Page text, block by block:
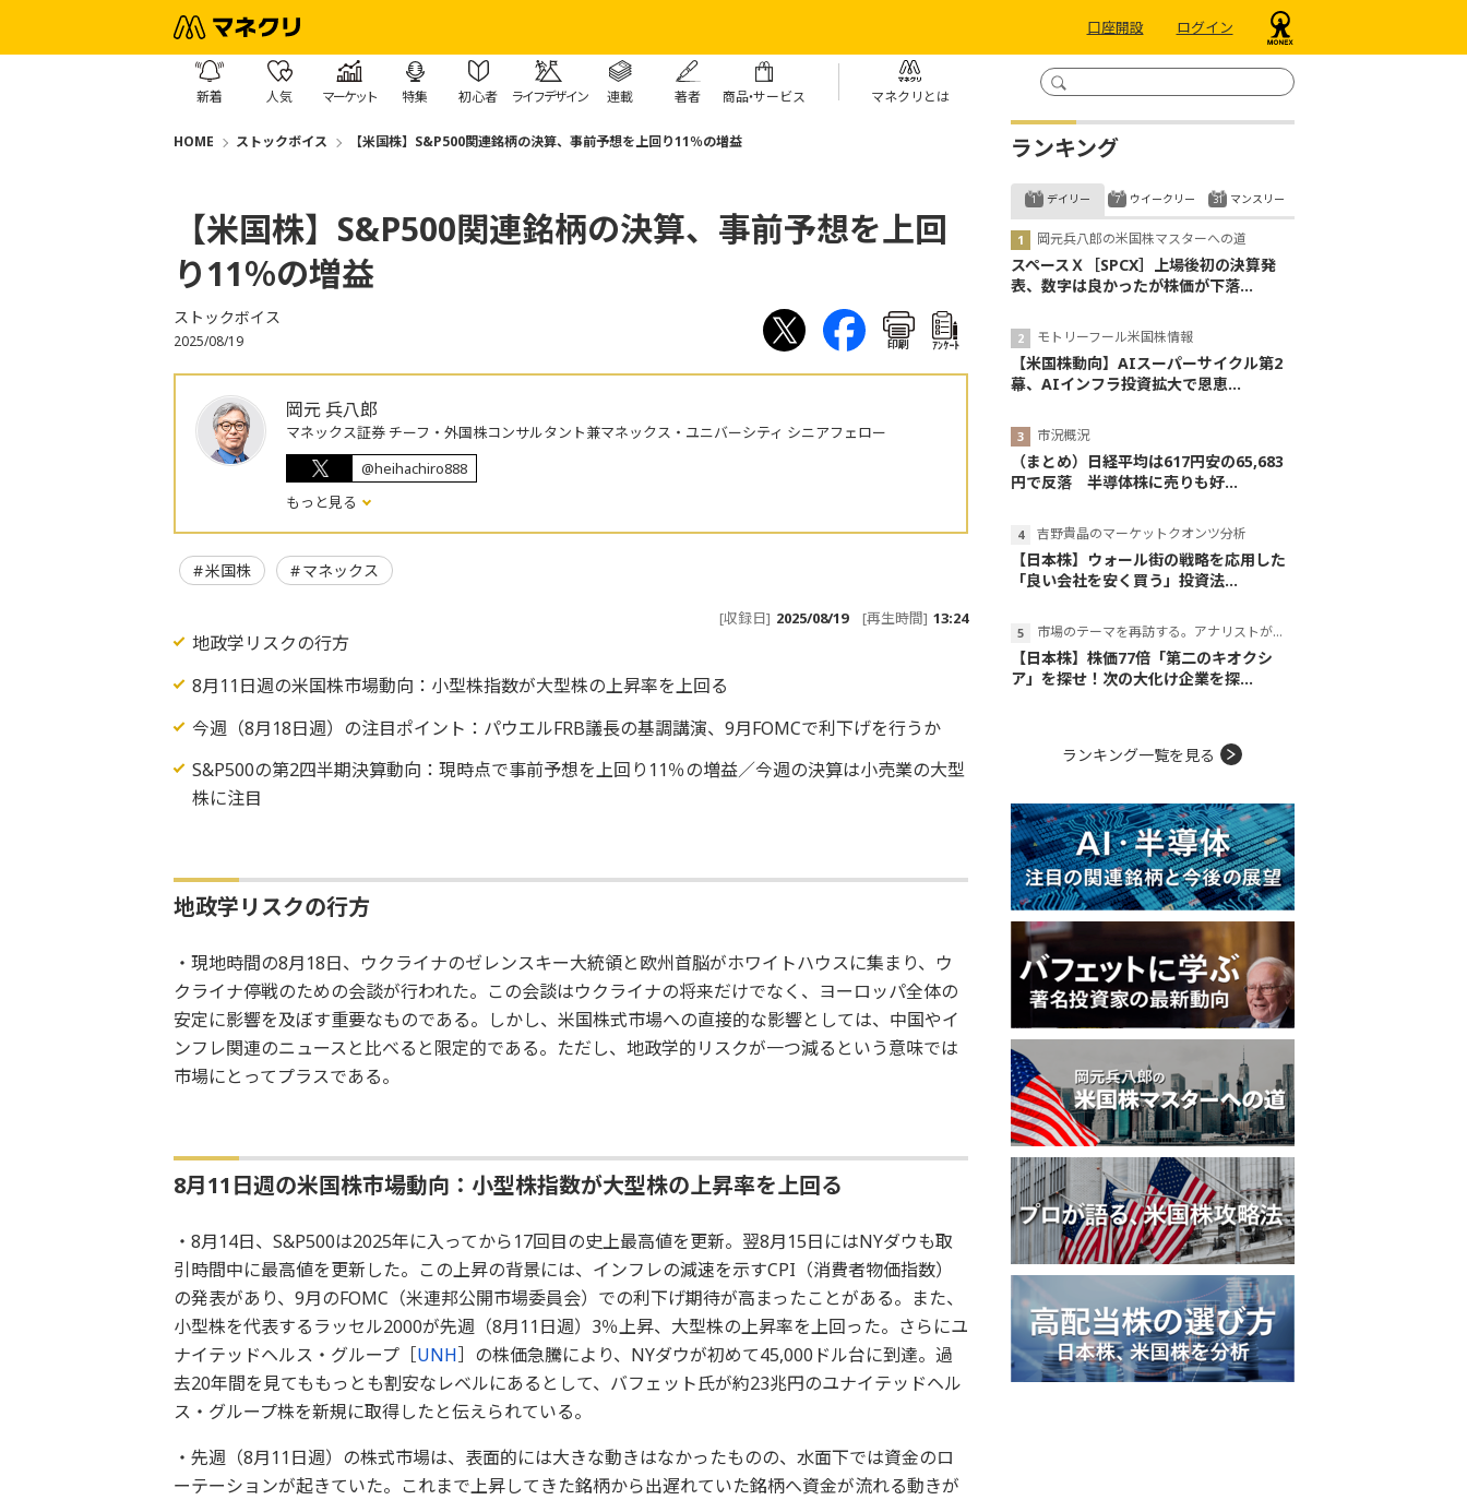
口座開設 ログイン
新着 人気 マーケット 特集 初心者 ライフデザイン 連載 著者 商品・サービス マネクリとは
HOME ストックボイス 【米国株】S&P500関連銘柄の決算、事前予想を上回り11％の増益
【米国株】S&P500関連銘柄の決算、事前予想を上回
り11％の増益
ストックボイス
2025/08/19 印刷 ｱﾝｹｰﾄ
岡元 兵八郎
マネックス証券 チーフ・外国株コンサルタント兼マネックス・ユニバーシティ シニアフェロー
@heihachiro888
もっと見る
米国株 マネックス
[収録日] 2025/08/19 [再生時間] 13:24
地政学リスクの行方
8月11日週の米国株市場動向：小型株指数が大型株の上昇率を上回る
今週（8月18日週）の注目ポイント：パウエルFRB議長の基調講演、9月FOMCで利下げを行うか
S&P500の第2四半期決算動向：現時点で事前予想を上回り11％の増益／今週の決算は小売業の大型
株に注目
地政学リスクの行方
・現地時間の8月18日、ウクライナのゼレンスキー大統領と欧州首脳がホワイトハウスに集まり、ウ
クライナ停戦のための会談が行われた。この会談はウクライナの将来だけでなく、ヨーロッパ全体の
安定に影響を及ぼす重要なものである。しかし、米国株式市場への直接的な影響としては、中国やイ
ンフレ関連のニュースと比べると限定的である。ただし、地政学的リスクが一つ減るという意味では
市場にとってプラスである。
8月11日週の米国株市場動向：小型株指数が大型株の上昇率を上回る
・8月14日、S&P500は2025年に入ってから17回目の史上最高値を更新。翌8月15日にはNYダウも取
引時間中に最高値を更新した。この上昇の背景には、インフレの減速を示すCPI（消費者物価指数）
の発表があり、9月のFOMC（米連邦公開市場委員会）での利下げ期待が高まったことがある。また、
小型株を代表するラッセル2000が先週（8月11日週）3％上昇、大型株の上昇率を上回った。さらにユ
ナイテッドヘルス・グループ［UNH］の株価急騰により、NYダウが初めて45,000ドル台に到達。過
去20年間を見てももっとも割安なレベルにあるとして、バフェット氏が約23兆円のユナイテッドヘル
ス・グループ株を新規に取得したと伝えられている。
・先週（8月11日週）の株式市場は、表面的には大きな動きはなかったものの、水面下では資金のロ
ーテーションが起きていた。これまで上昇してきた銘柄から出遅れていた銘柄へ資金が流れる動きが
ランキング
デイリー
岡元兵八郎の米国株マスターへの道
スペースＸ［SPCX］上場後初の決算発
表、数字は良かったが株価が下落...
モトリーフール米国株情報
【米国株動向】AIスーパーサイクル第2
幕、AIインフラ投資拡大で恩恵...
市況概況
（まとめ）日経平均は617円安の65,683
円で反落 半導体株に売りも好...
吉野貴晶のマーケットクオンツ分析
【日本株】ウォール街の戦略を応用した
「良い会社を安く買う」投資法...
市場のテーマを再訪する。アナリストが読み解くテーマの本質
【日本株】株価77倍「第二のキオクシ
ア」を探せ！次の大化け企業を探...
ウイークリー マンスリー
ランキング一覧を見る